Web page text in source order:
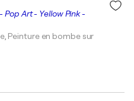
Pop Art - Yellow Pink -
Peinture en bombe sur